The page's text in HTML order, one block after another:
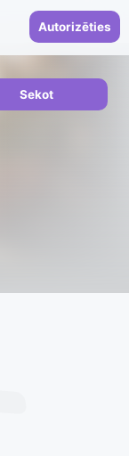
Autorizēties
Sekot